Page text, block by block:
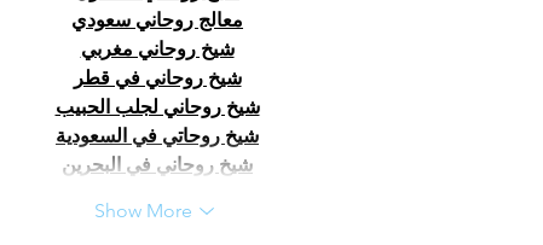
معالج روحاني سعودي
شيخ روحاني مغربي
شيخ روحاني في قطر
شيخ روحاني لجلب الحبيب
شيخ روحاتي في السعودية
شيخ روحاني في البحرين
Show More